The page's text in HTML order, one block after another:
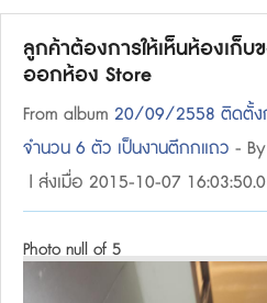
ลูกค้าต้องการให้เห็นห้องเก็บ
ออกห้อง Store
From album 20/09/2558 ติดตั้ง
จำนวน 6 ตัว เป็นงานตึกกแถว - By
| ส่งเมื่อ 2015-10-07
Photo null of 5